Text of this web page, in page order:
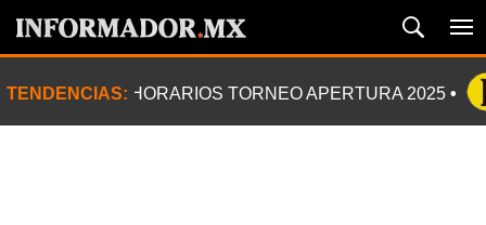
TENDENCIAS: HORARIOS TORNEO APERTURA 2025